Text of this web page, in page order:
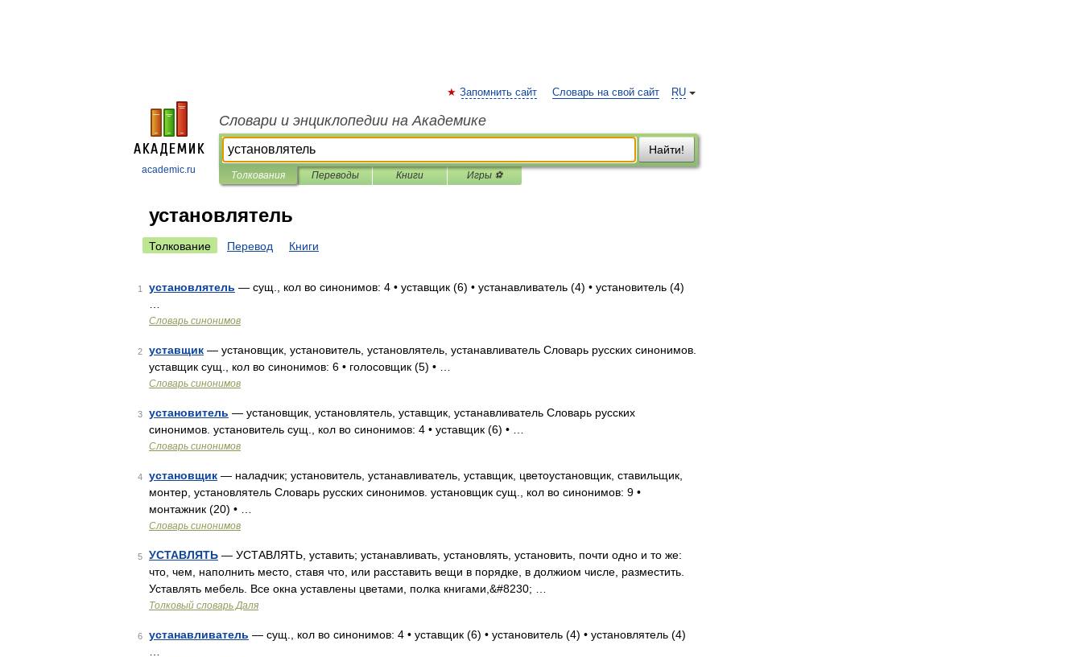
academic.ru
RU
Запомнить сайт Словарь на свой сайт
Словари и энциклопедии на Академике
Найти!
Толкования Переводы Книги Игры ⚽
установлятель
Толкование Перевод Книги
1 установлятель — сущ., кол во синонимов: 4 • уставщик (6) • устанавливатель (4) • установитель (4)
Словарь синонимов
2 уставщик — установщик, установитель, установлятель, устанавливатель Словарь русских синонимов.
уставщик сущ., кол во синонимов: 6 • голосовщик (5) • …
Словарь синонимов
3 установитель — установщик, установлятель, уставщик, устанавливатель Словарь русских
синонимов. установитель сущ., кол во синонимов: 4 • уставщик (6) • …
Словарь синонимов
4 установщик — наладчик; установитель, устанавливатель, уставщик, цветоустановщик, ставильщик,
монтер, установлятель Словарь русских синонимов. установщик сущ., кол во синонимов: 9 •
монтажник (20) • …
Словарь синонимов
5 УСТАВЛЯТЬ — УСТАВЛЯТЬ, уставить; устанавливать, установлять, установить, почти одно и то же:
что, чем, наполнить место, ставя что, или расставить вещи в порядке, в должиом числе, разместить.
Уставлять мебель. Все окна уставлены цветами, полка книгами,&#8230; …
Толковый словарь Даля
6 устанавливатель — сущ., кол во синонимов: 4 • уставщик (6) • установитель (4) • установлятель (4)